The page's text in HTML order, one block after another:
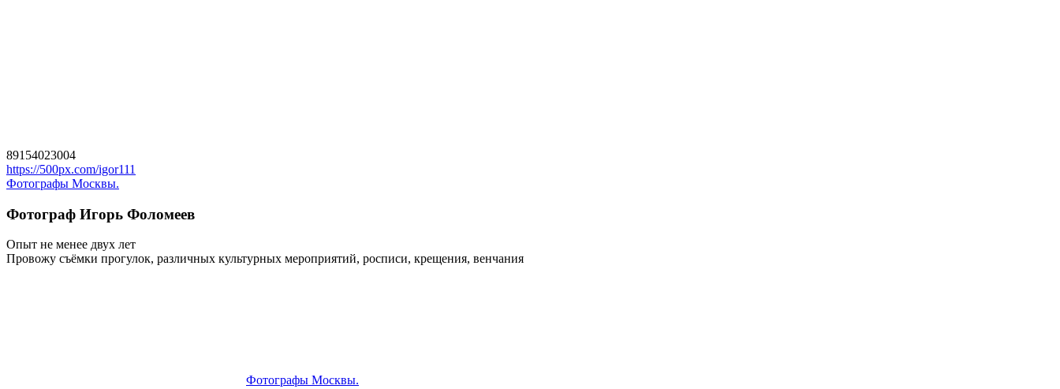
89154023004
https://500px.com/igor111
Фотографы Москвы.
Фотограф Игорь Фоломеев
Опыт не менее двух лет
Провожу съёмки прогулок, различных культурных мероприятий, росписи, крещения, венчания
Фотографы Москвы.